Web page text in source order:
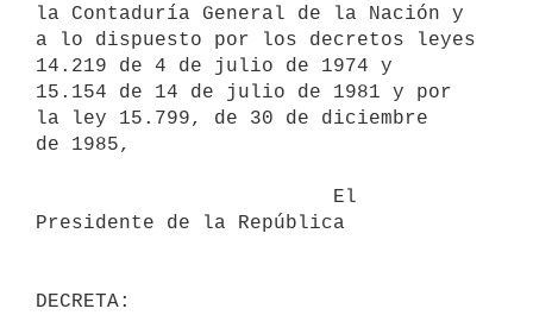
la Contaduría General de la Nación y
a lo dispuesto por los decretos leyes
14.219 de 4 de julio de 1974 y
15.154 de 14 de julio de 1981 y por
la ley 15.799, de 30 de diciembre
de 1985,
Presidente de la República